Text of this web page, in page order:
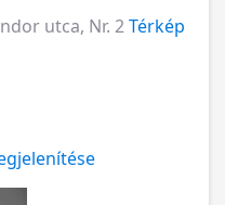
utca, Nr. 2Térkép